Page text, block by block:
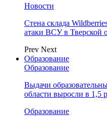
Новости
Стена склада
атаки ВСУ в Тверской
Prev Next
Образование
Образование
Выдачи
области выросли в 1,5
Образование